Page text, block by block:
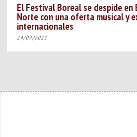
El Festival Boreal se despide en
Norte con una oferta musical y
internacionales
24/09/2021